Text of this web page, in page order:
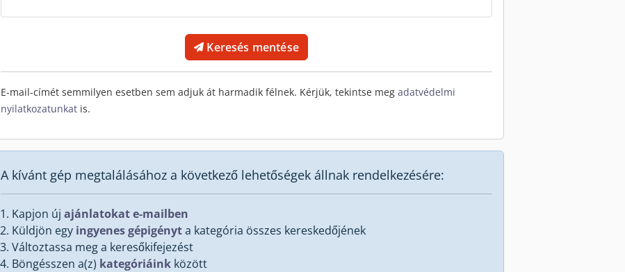
Keresés mentése
E-mail-címét semmilyen esetben sem adjuk át harmadik félnek. Kérjük, tekintse meg adatvédelmi
nyilatkozatunkat is.
A kívánt gép megtalálásához a következő lehetőségek állnak rendelkezésére:
Kapjon új ajánlatokat e-mailben
Küldjön egy ingyenes gépigényta kategória összes kereskedőjének
Változtassa meg a keresőkifejezést
Böngésszen a(z) kategóriáink között